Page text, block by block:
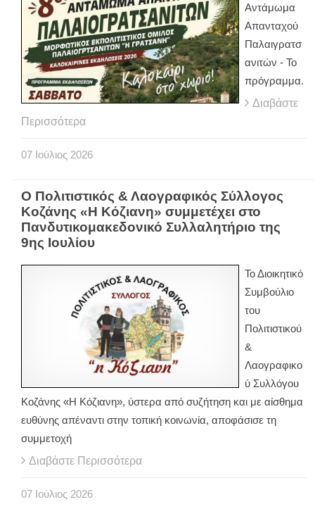
Αντάμωμα
Απανταχού
Παλαιγρατσ
ανιτών - Το
πρόγραμμα.
Διαβάστε
Περισσότερα
07 Ιούλιος 2026
Ο Πολιτιστικός & Λαογραφικός Σύλλογος
Κοζάνης «Η Κόζιανη» συμμετέχει στο
Πανδυτικομακεδονικό Συλλαλητήριο της
9ης Ιουλίου
Το Διοικητικό
Συμβούλιο
του
Πολιτιστικού
&
Λαογραφικο
ύ Συλλόγου
Κοζάνης «Η Κόζιανη», ύστερα από συζήτηση και με αίσθημα
ευθύνης απέναντι στην τοπική κοινωνία, αποφάσισε τη
συμμετοχή
Διαβάστε Περισσότερα
07 Ιούλιος 2026